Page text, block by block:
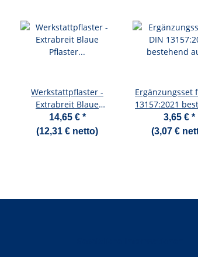
Werkstattpflaster -
Extrabreit Blaue
Pflaster Superstretch
120X30MM - 100 Stück
14,65 € *
(12,31 € netto)
Ergänzungsset
13157:2021
aus 2
4
3,65 € *
(3,07 €